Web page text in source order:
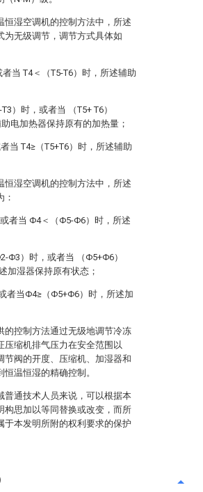
恒湿空调机的控制方法中，所述
为无级调节，调节方式具体如
当 T4＜（T5-T6）时，所述辅助
）时，或者当 （T5+ T6）
电加热器保持原有的加热量；
当 T4≥（T5+T6）时，所述辅助
恒湿空调机的控制方法中，所述
：
者当 Φ4＜（Φ5-Φ6）时，所述
Φ3）时，或者当 （Φ5+Φ6）
湿器保持原有状态；
者当Φ4≥（Φ5+Φ6）时，所述加
的控制方法通过无级地调节冷冻
压缩机排气压力在安全范围以
节阀的开度、压缩机、加湿器和
温恒湿的精确控制。
普通技术人员来说，可以根据本
构思加以等同替换或改变，而所
于本发明所附的权利要求的保护